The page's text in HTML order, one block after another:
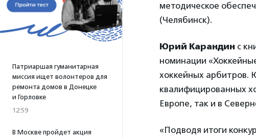
Патриаршая гуманитарная
миссия ищет волонтеров для
ремонта домов в Донецке
и Горловке
12:59
В Москве пройдет акция
методическое
(Челябинск).
Юрий Карандин с
номинации
хоккейных арбитров.
квалифицированных
Европе, так и в
«Подводя итоги